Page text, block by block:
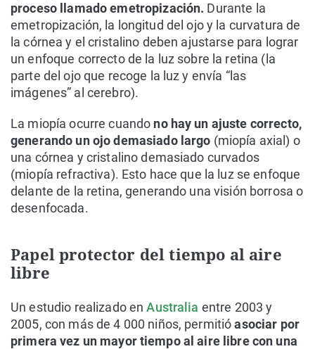
proceso llamado emetropización. Durante la
emetropización, la longitud del ojo y la curvatura de
la córnea y el cristalino deben ajustarse para lograr
un enfoque correcto de la luz sobre la retina (la
parte del ojo que recoge la luz y envía “las
imágenes” al cerebro).
La miopía ocurre cuando no hay un ajuste correcto,
generando un ojo demasiado largo (miopía axial) o
una córnea y cristalino demasiado curvados
(miopía refractiva). Esto hace que la luz se enfoque
delante de la retina, generando una visión borrosa o
desenfocada.
Papel protector del tiempo al aire
libre
Un estudio realizado enAustralia entre 2003 y
2005, con más de 4 000 niños, permitióasociar por
primera vez un mayor tiempo al aire libre con una